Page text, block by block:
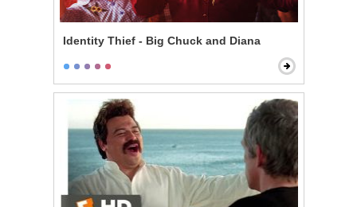
Identity Thief - Big Chuck and Diana